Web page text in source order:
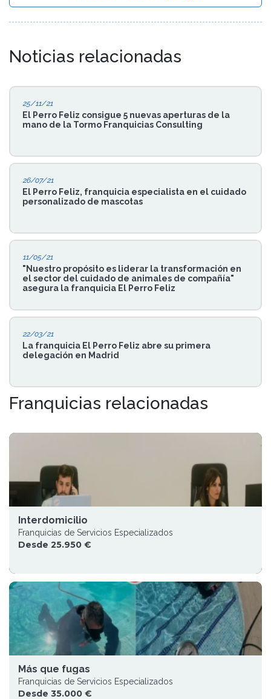
Noticias relacionadas
25/11/21
El Perro Feliz consigue 5 nuevas aperturas de la
mano de la Tormo Franquicias Consulting
26/07/21
El Perro Feliz, franquicia especialista en el cuidado
personalizado de mascotas
11/05/21
"Nuestro propósito es liderar la transformación en
el sector del cuidado de animales de compañía"
asegura la franquicia El Perro Feliz
22/03/21
La franquicia El Perro Feliz abre su primera
delegación en Madrid
Franquicias relacionadas
Interdomicilio
Franquicias de Servicios Especializados
Desde 25.950 €
Más que fugas
Franquicias de Servicios Especializados
Desde 35.000 €